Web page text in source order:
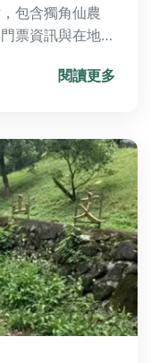
包含獨角仙農
票資訊與在地美
閱讀更多